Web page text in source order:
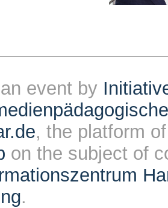
event by
, the platform
on the subject of
.